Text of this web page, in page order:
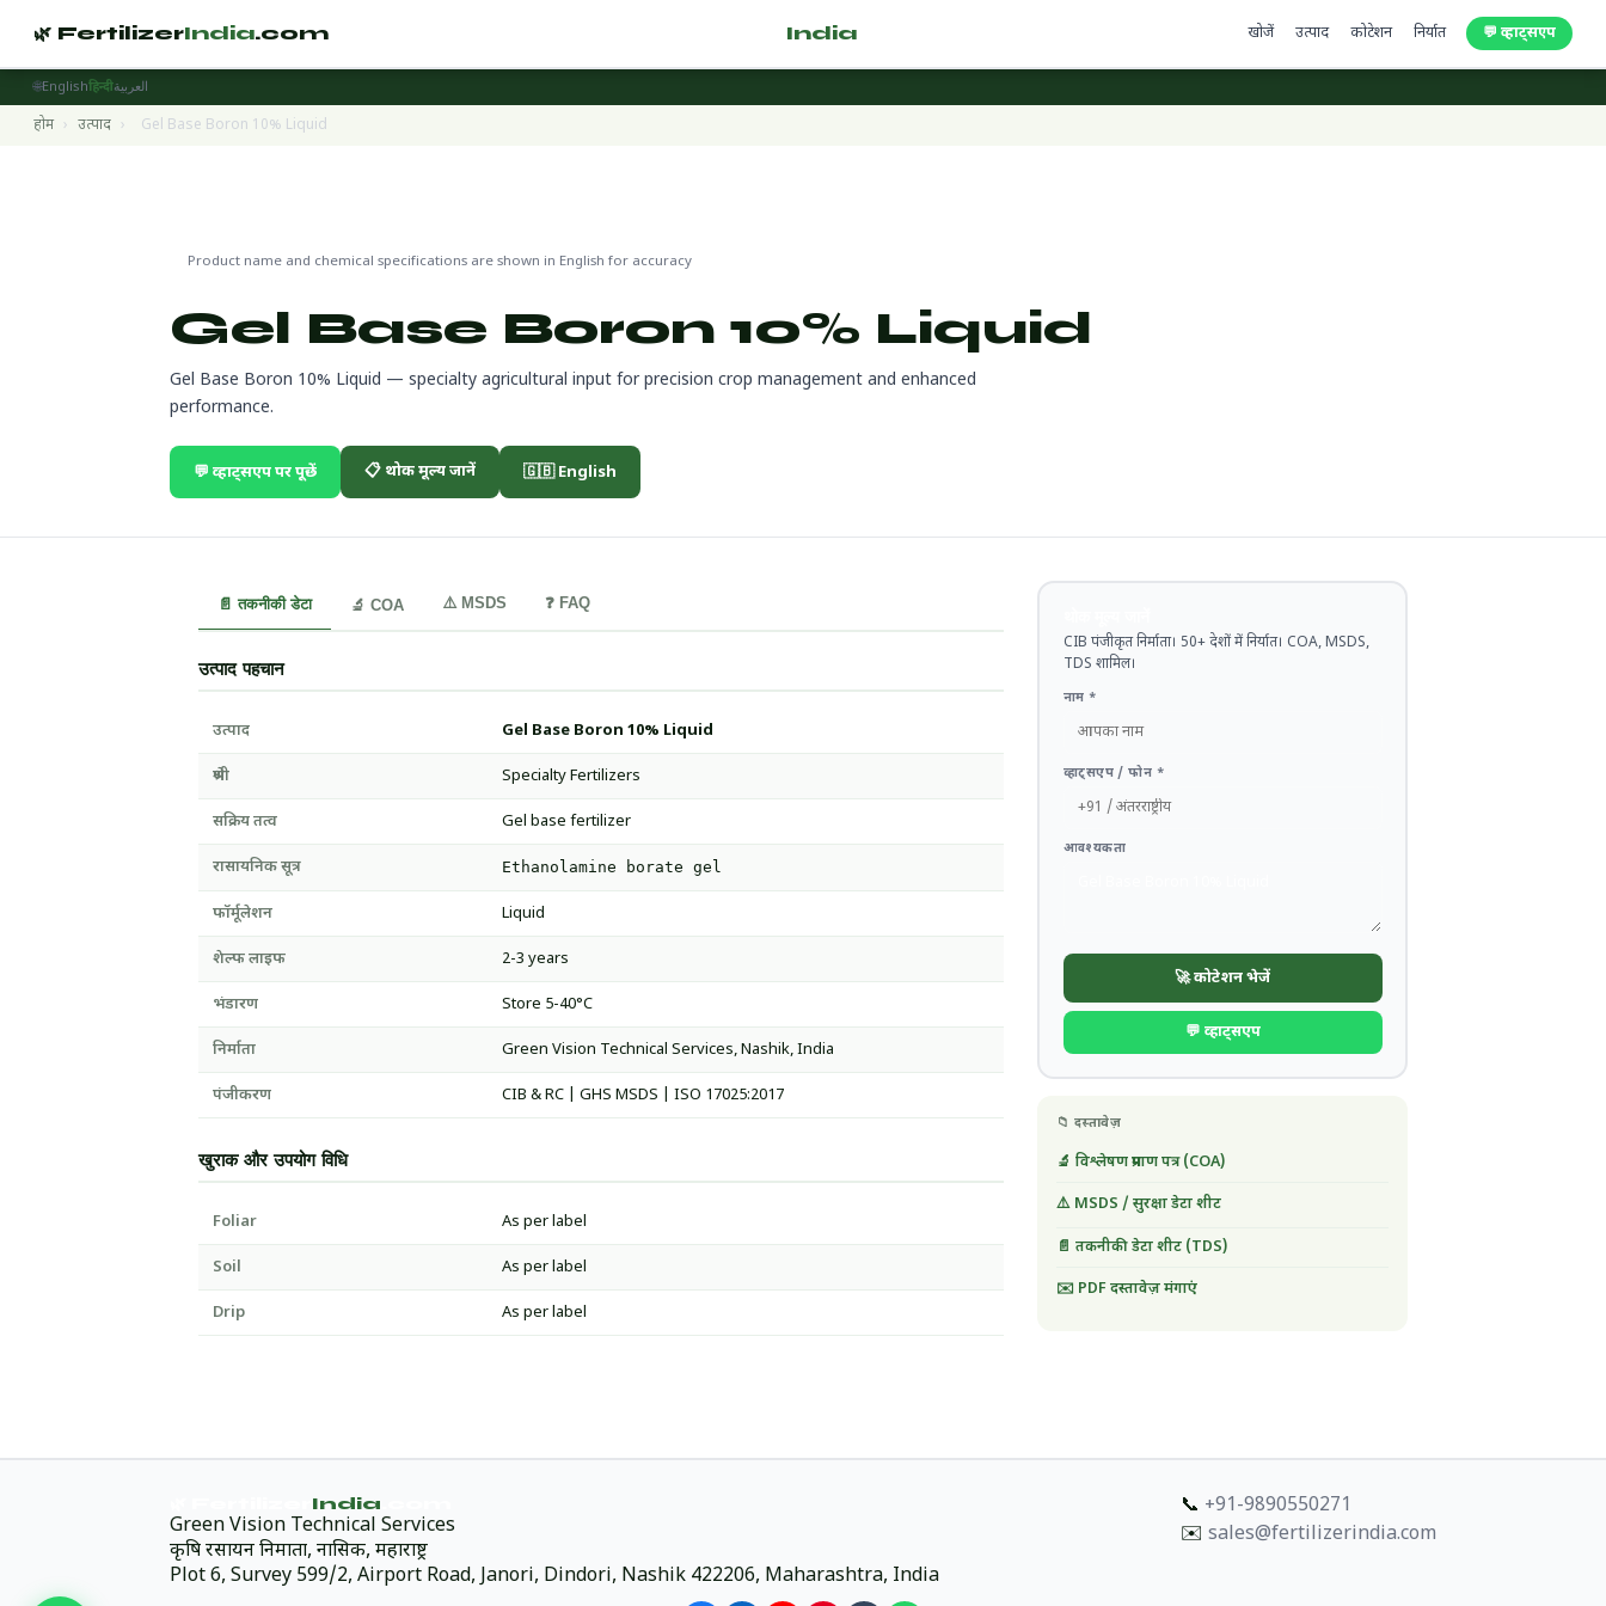
🌿 FertilizerIndia.com India.com खोजें उत्पाद कोटेशन निर्यात 💬 व्हाट्सएप
🌐Englishहिन्दीالعربية
होम › उत्पाद › Gel Base Boron 10% Liquid
Product name and chemical specifications are shown in English for accuracy
Gel Base Boron 10% Liquid
Gel Base Boron 10% Liquid — specialty agricultural input for precision crop management and enhanced
performance.
💬 व्हाट्सएप पर पूछें 📋 थोक मूल्य जानें 🇬🇧 English
📄 तकनीकी डेटा 🔬 COA ⚠️ MSDS ❓ FAQ
उत्पाद पहचान
उत्पाद Gel Base Boron 10% Liquid
श्रेणी Specialty Fertilizers
सक्रिय तत्व Gel base fertilizer
रासायनिक सूत्र Ethanolamine borate gel
फॉर्मूलेशन Liquid
शेल्फ लाइफ 2-3 years
भंडारण Store 5-40°C
निर्माता Green Vision Technical Services, Nashik, India
पंजीकरण CIB & RC | GHS MSDS | ISO 17025:2017
खुराक और उपयोग विधि
Foliar As per label
Soil As per label
Drip As per label
CIB पंजीकृत निर्माता। 50+ देशों में निर्यात। COA, MSDS,
TDS शामिल।
नाम *
व्हाट्सएप / फोन *
आवश्यकता
🚀 कोटेशन भेजें
💬 व्हाट्सएप
📁 दस्तावेज़
🔬 विश्लेषण प्रमाण पत्र (COA)
⚠️ MSDS / सुरक्षा डेटा शीट
📄 तकनीकी डेटा शीट (TDS)
✉️ PDF दस्तावेज़ मंगाएं
India
Green Vision Technical Services
कृषि रसायन निर्माता, नासिक, महाराष्ट्र
Plot 6, Survey 599/2, Airport Road, Janori, Dindori, Nashik 422206, Maharashtra, India
📞 +91-9890550271
✉️ sales@fertilizerindia.com